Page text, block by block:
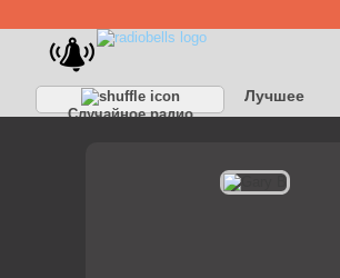
Случайное радио
Лучшее